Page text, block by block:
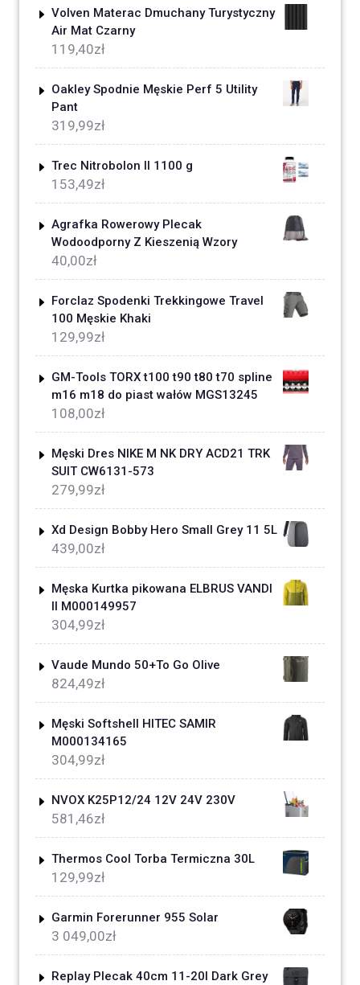
Volven Materac Dmuchany Turystyczny
Air Mat Czarny
119,40zł
Oakley Spodnie Męskie Perf 5 Utility
Pant
319,99zł
Trec Nitrobolon II 1100 g
153,49zł
Agrafka Rowerowy Plecak
Wodoodporny Z Kieszenią Wzory
40,00zł
Forclaz Spodenki Trekkingowe Travel
100 Męskie Khaki
129,99zł
GM-Tools TORX t100 t90 t80 t70 spline
m16 m18 do piast wałów MGS13245
108,00zł
Męski Dres NIKE M NK DRY ACD21 TRK
SUIT CW6131-573
279,99zł
Xd Design Bobby Hero Small Grey 11 5L
439,00zł
Męska Kurtka pikowana ELBRUS VANDI
II M000149957
304,99zł
Vaude Mundo 50+To Go Olive
824,49zł
Męski Softshell HITEC SAMIR
M000134165
304,99zł
NVOX K25P12/24 12V 24V 230V
581,46zł
Thermos Cool Torba Termiczna 30L
129,99zł
Garmin Forerunner 955 Solar
3 049,00zł
Replay Plecak 40cm 11-20l Dark Grey